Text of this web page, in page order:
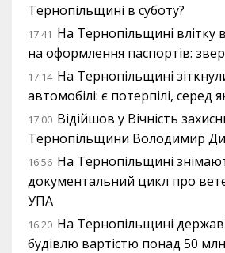
Тернопільщині в суботу?
17:41 На Тернопільщині влітку
на оформлення паспортів:
17:14 На Тернопільщині
автомобілі: є потерпілі, серед
17:00 Відійшов у Вічність
Тернопільщини Володимир
16:56 На Тернопільщині
документальний цикл про
УПА
16:20 На Тернопільщині
будівлю вартістю понад 50